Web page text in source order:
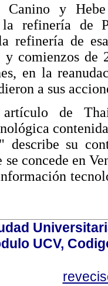
y
la refinería de
refinería de
comienzos de
en la
a sus
de
describe su
concede en
UCV,